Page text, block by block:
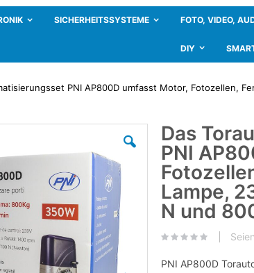
SICHERHEITSSYSTEME FOTO, VIDEO,
DIY
PNI AP800D umfasst Motor, Fotozellen,
Anfang
Bildgalerie
springen
Das
PNI
Lampe,
N und
PNI AP800D